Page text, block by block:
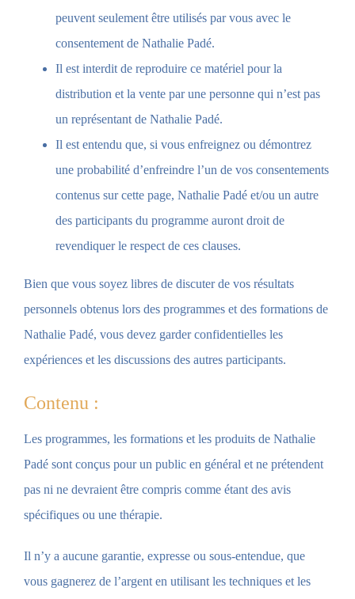
peuvent seulement être utilisés par vous avec le
consentement de Nathalie Padé.
Il est interdit de reproduire ce matériel pour la
distribution et la vente par une personne qui n’est pas
un représentant de Nathalie Padé.
Il est entendu que, si vous enfreignez ou démontrez
une probabilité d’enfreindre l’un de vos consentements
contenus sur cette page, Nathalie Padé et/ou un autre
des participants du programme auront droit de
revendiquer le respect de ces clauses.
Bien que vous soyez libres de discuter de vos résultats
personnels obtenus lors des programmes et des formations de
Nathalie Padé, vous devez garder confidentielles les
expériences et les discussions des autres participants.
Contenu :
Les programmes, les formations et les produits de Nathalie
Padé sont conçus pour un public en général et ne prétendent
pas ni ne devraient être compris comme étant des avis
spécifiques ou une thérapie.
Il n’y a aucune garantie, expresse ou sous-entendue, que
vous gagnerez de l’argent en utilisant les techniques et les